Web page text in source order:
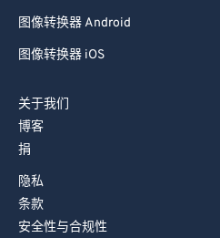
图像转换器 Android
图像转换器 iOS
关于我们
博客
捐
隐私
条款
安全性与合规性